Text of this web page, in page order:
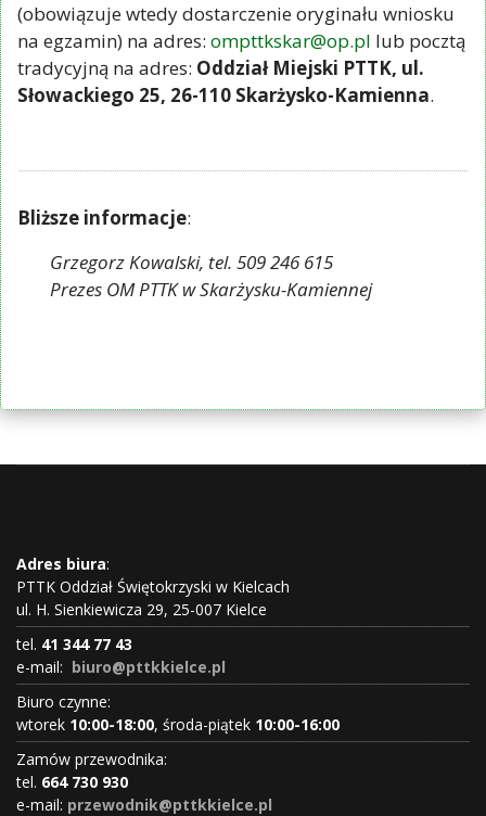
(obowiązuje wtedy dostarczenie oryginału wniosku
na egzamin) na adres: ompttkskar@op.pl lub pocztą
tradycyjną na adres: Oddział Miejski PTTK, ul.
Słowackiego 25, 26-110 Skarżysko-Kamienna.
Bliższe informacje:
Grzegorz Kowalski, tel. 509 246 615
Prezes OM PTTK w Skarżysku-Kamiennej
Adres biura:
PTTK Oddział Świętokrzyski w Kielcach
ul. H. Sienkiewicza 29, 25-007 Kielce
tel. 41 344 77 43
e-mail: biuro@pttkkielce.pl
Biuro czynne:
wtorek 10:00-18:00, środa-piątek 10:00-16:00
Zamów przewodnika:
tel. 664 730 930
e-mail: przewodnik@pttkkielce.pl